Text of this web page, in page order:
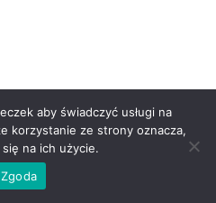
aby świadczyć usługi na
korzystanie ze strony oznacza,
na ich użycie.
Zgoda